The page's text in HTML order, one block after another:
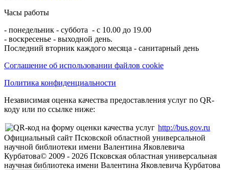
Часы работы
- понедельник - суббота - с 10.00 до 19.00
- воскресенье - выходной день.
Последний вторник каждого месяца - санитарный день
Соглашение об использовании файлов cookie
Политика конфиденциальности
Независимая оценка качества предоставления услуг по QR-
коду или по ссылке ниже:
http://bus.gov.ru
Официальный сайт Псковской областной универсальной
научной библиотеки имени Валентина Яковлевича
Курбатова© 2009 - 2026 Псковская областная универсальная
научная библиотека имени Валентина Яковлевича Курбатова